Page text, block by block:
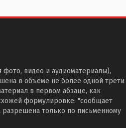
видео и аудиоматериалы),
в объеме не более одной трети
в первом абзаце, как
формулировке: "сообщает
разрешена только по письменному